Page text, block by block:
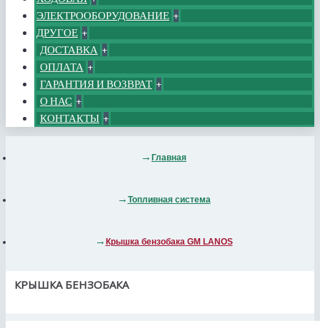
ЭЛЕКТРООБОРУДОВАНИЕ +
ДРУГОЕ +
ДОСТАВКА +
ОПЛАТА +
ГАРАНТИЯ И ВОЗВРАТ +
О НАС +
КОНТАКТЫ +
Главная
Топливная система
Крышка бензобака GM LANOS
КРЫШКА БЕНЗОБАКА